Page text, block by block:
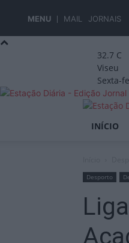
MENU MAIL JORNAIS
32.7 C
Viseu
Sexta-
INÍCIO
Desporto